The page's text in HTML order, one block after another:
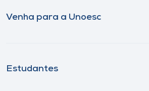
Venha para a Unoesc
Estudantes